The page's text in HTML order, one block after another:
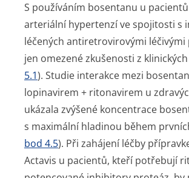
S používáním bosentanu u
arteriální hypertenzí ve spojitosti s
léčených antiretrovirovými léčivými
jen omezené zkušenosti z
5.1). Studie interakce mezi
lopinavirem + ritonavirem u
ukázala zvýšené koncentrace
s maximální hladinou během
bod 4.5). Při zahájení léčby
Actavis u pacientů, kteří potřebují